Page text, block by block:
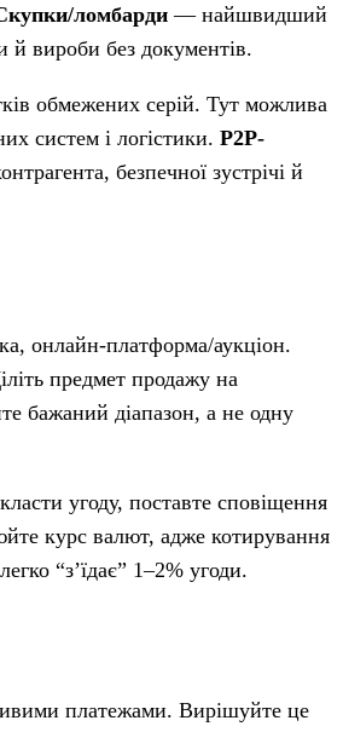
ломбарди — найшвидший
й вироби без документів.
обмежених серій. Тут можлива
систем і логістики. P2P-
безпечної зустрічі й
онлайн-платформа/аукціон.
предмет продажу на
бажаний діапазон, а не одну
угоду, поставте сповіщення
курс валют, адже котирування
“з’їдає” 1–2% угоди.
платежами. Вирішуйте це